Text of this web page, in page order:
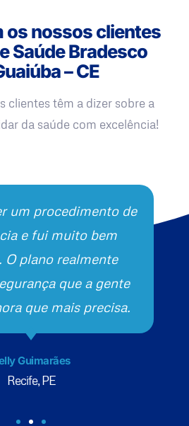
os nossos clientes
Saúde Bradesco
– CE
clientes têm a dizer sobre a
da saúde com excelência!
um procedimento de
e fui muito bem
O plano realmente
que a gente
que mais precisa.
Guimarães
Recife, PE